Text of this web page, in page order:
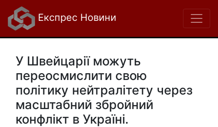
Експрес Новини
У Швейцарії можуть
переосмислити свою
політику нейтралітету через
масштабний збройний
конфлікт в Україні.